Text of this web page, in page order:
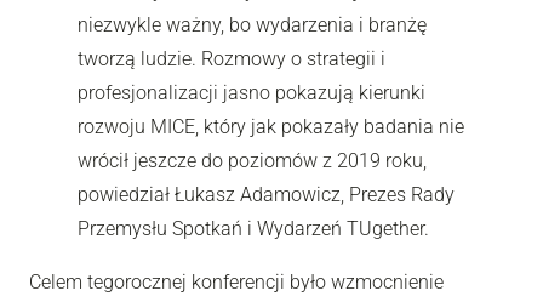
niezwykle ważny, bo wydarzenia i branżę
tworzą ludzie. Rozmowy o strategii i
profesjonalizacji jasno pokazują kierunki
rozwoju MICE, który jak pokazały badania nie
wrócił jeszcze do poziomów z 2019 roku,
powiedział Łukasz Adamowicz, Prezes Rady
Przemysłu Spotkań i Wydarzeń TUgether.
Celem tegorocznej konferencji było wzmocnienie